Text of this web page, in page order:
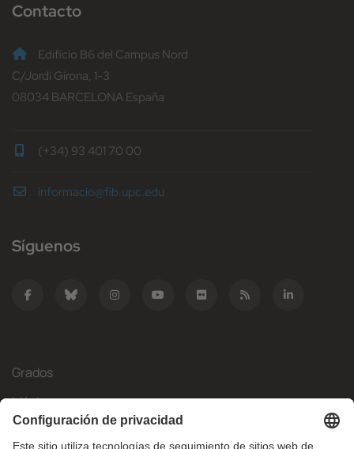
Contacto
Edificio B6 del Campus Nord
C/Jordi Girona, 1-3
08034 BARCELONA España
(+34) 93 401 70 00
informacio@fib.upc.edu
Síguenos
Grados
Másteres
Movilidad Internacional